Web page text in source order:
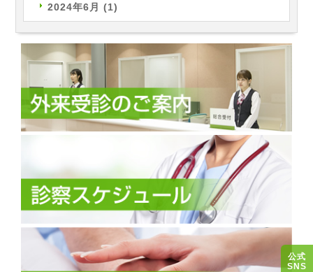
2024年6月 (1)
公式
SNS